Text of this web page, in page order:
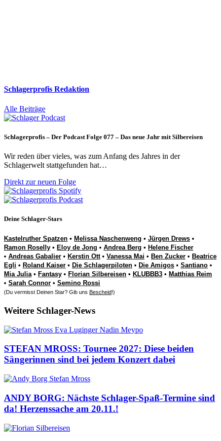
Schlagerprofis Redaktion
Alle Beiträge
Schlagerprofis – Der Podcast Folge 077 – Das neue Jahr mit Silbereisen
Wir reden über vieles, was zum Anfang des Jahres in der
Schlagerwelt stattgefunden hat…
Direkt zur neuen Folge
Deine Schlager-Stars
Kastelruther Spatzen • Melissa Naschenweng • Jürgen Drews •
Ramon Roselly • Eloy de Jong • Andrea Berg • Helene Fischer
• Andreas Gabalier • Kerstin Ott• Vanessa Mai • Ben Zucker • Beatrice
Egli • Roland Kaiser • Die Schlagerpiloten • Die Amigos • Santiano •
Mia Julia• Fantasy • Florian Silbereisen • KLUBBB3 • Matthias Reim
• Sarah Connor • Semino Rossi
(Du vermisst Deinen Star? Gib uns Bescheid!)
Weitere Schlager-News
STEFAN MROSS: Tournee 2027: Diese beiden
Sängerinnen sind bei jedem Konzert dabei
ANDY BORG: Nächste Schlager-Spaß-Termine sind
da! Herzenssache am 20.11.!